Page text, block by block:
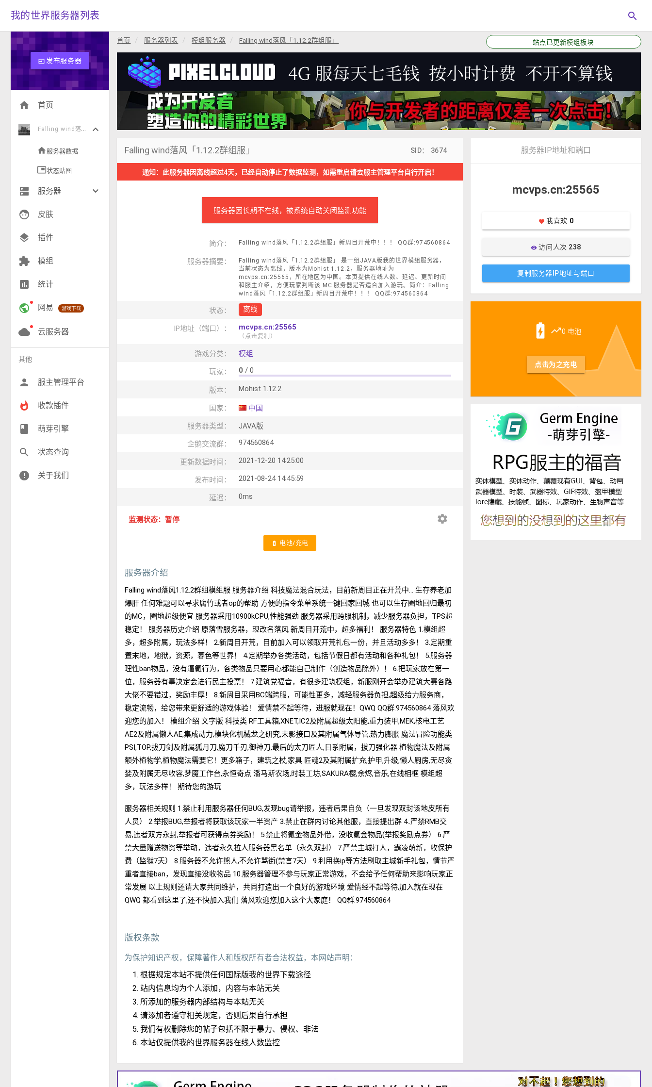
我的世界服务器列表 search
input发布服务器
home 首页
F
alling wind落风「1.12.2群组服」 keyboard_arrow_down
home 服务器数据
picture_in_picture状态贴图
dns 服务器 keyboard_arrow_down
生存(271)
创造(9)
RPG(206)
小游戏(18)
神奇宝贝(27)
工业(10)
face 皮肤
layers 插件
extension 模组
insert_chart 统计
public 网易 游戏下载
cloud 云服务器
其他
person 服主管理平台
whatshot 收款插件
class 萌芽引擎
search 状态查询
error 关于我们
站点已更新模组板块
首页 服务器列表 模组服务器 Falling wind落风「1.12.2群组服」
Falling wind落风「1.12.2群组服」 SID： 3674
通知：此服务器因离线超过4天，已经自动停止了数据监测，如需重启请去服主管理平台自行开启！
服务器因长期不在线，被系统自动关闭监测功能
简介： Falling wind落风「1.12.2群组服」新周目开荒中！！！ QQ群:974560864
服务器摘要：
Falling wind落风「1.12.2群组服」 是一组JAVA版我的世界模组服务器，
当前状态为离线，版本为Mohist 1.12.2，服务器地址为
mcvps.cn:25565，所在地区为中国。本页提供在线人数、延迟、更新时间
和服主介绍，方便玩家判断该 MC 服务器是否适合加入游玩。简介：Falling
wind落风「1.12.2群组服」新周目开荒中！！！ QQ群:974560864
状态： 离线
IP地址（端口）： mcvps.cn:25565
（点击复制）
游戏分类： 模组
玩家： 0 / 0
版本： Mohist 1.12.2
国家： 中国
服务器类型： JAVA版
企鹅交流群： 974560864
更新数据时间： 2021-12-20 14:25:00
发布时间： 2021-08-24 14:45:59
延迟： 0ms
监测状态：暂停 settings
battery_charging_full 电池/充电
服务器介绍
Falling wind落风1.12.2群组模组服 服务器介绍 科技魔法混合玩法，目前新周目正在开荒中… 生存养老加
爆肝 任何难题可以寻求腐竹或者op的帮助 方便的指令菜单系统一键回家回城 也可以生存圈地回归最初
的MC，圈地超级便宜 服务器采用10900kCPU,性能强劲 服务器采用跨服机制，减少服务器负担，TPS超
稳定！ 服务器历史介绍 原落雪服务器，现改名落风 新周目开荒中，超多福利！ 服务器特色 1.模组超
多，超多附属，玩法多样！ 2.新周目开荒，目前加入可以领取开荒礼包一份，并且活动多多！ 3.定期重
置末地，地狱，资源，暮色等世界！ 4.定期举办各类活动，包括节假日都有活动和各种礼包！ 5.服务器
理性ban物品，没有逼氪行为，各类物品只要用心都能自己制作（创造物品除外）！ 6.把玩家放在第一
位，服务器有事决定会进行民主投票！ 7.建筑党福音，有很多建筑模组，新服刚开会举办建筑大赛各路
大佬不要错过，奖励丰厚！ 8.新周目采用BC端跨服，可能性更多，减轻服务器负担,超级给力服务商，
稳定流畅，给您带来更舒适的游戏体验！ 爱情禁不起等待，进服就现在！QWQ QQ群:974560864 落风欢
迎您的加入！ 模组介绍 文字版 科技类 RF工具箱,XNET,IC2及附属超级太阳能,重力装甲,MEK,核电工艺
AE2及附属懒人AE,集成动力,模块化机械龙之研究,末影接口及其附属气体导管,热力膨胀 魔法冒险功能类
PSI,TOP,拔刀剑及附属狐月刀,魔刀千刃,御神刀,最后的太刀匠人,日系附属，拔刀强化器 植物魔法及附属
额外植物学,植物魔法需要它！更多箱子，建筑之杖,家具 匠魂2及其附属扩充,护甲,升级,懒人厨房,无尽贪
婪及附属无尽收容,梦魇工作台,永恒奇点 潘马斯农场,时装工坊,SAKURA樱,余烬,音乐,在线相框 模组超
多，玩法多样！ 期待您的游玩
服务器相关规则 1.禁止利用服务器任何BUG,发现bug请举报，违者后果自负（一旦发现双封该地皮所有
人员） 2.举报BUG,举报者将获取该玩家一半资产 3.禁止在群内讨论其他服，直接提出群 4..严禁RMB交
易,违者双方永封,举报者可获得点券奖励！ 5.禁止将氪金物品外借，没收氪金物品(举报奖励点券） 6.严
禁大量赠送物资等举动，违者永久拉人服务器黑名单（永久双封） 7.严禁主城打人，霸凌萌新，收保护
费（监狱7天） 8.服务器不允许熊人,不允许骂街(禁言7天） 9.利用换ip等方法刷取主城新手礼包，情节严
重者直接ban，发现直接没收物品 10.服务器管理不参与玩家正常游戏，不会给予任何帮助来影响玩家正
常发展 以上规则还请大家共同维护，共同打造出一个良好的游戏环境 爱情经不起等待,加入就在现在
QWQ 都看到这里了,还不快加入我们 落风欢迎您加入这个大家庭！ QQ群:974560864
版权条款
为保护知识产权，保障著作人和版权所有者合法权益，本网站声明：
根据规定本站不提供任何国际版我的世界下载途径
站内信息均为个人添加，内容与本站无关
所添加的服务器内部结构与本站无关
请添加者遵守相关规定，否则后果自行承担
我们有权删除您的帖子包括不限于暴力、侵权、非法
本站仅提供我的世界服务器在线人数监控
服务器IP地址和端口
mcvps.cn:25565
favorite 我喜欢 0
visibility访问人次 238
复制服务器IP地址与端口
battery_charging_full trending_up0 电池
点击为之充电